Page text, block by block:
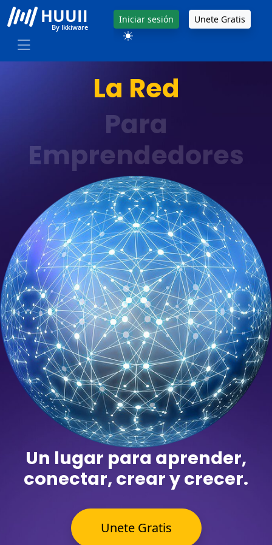
HUUII
By Ikkiware
Iniciar sesión Unete Gratis
La Red
Para
Emprendedores
Un lugar para aprender,
conectar, crear y crecer.
Unete Gratis